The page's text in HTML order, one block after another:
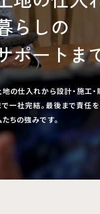
れから設計・施工・販売・ア
結。最後まで責任を持てる
みです。